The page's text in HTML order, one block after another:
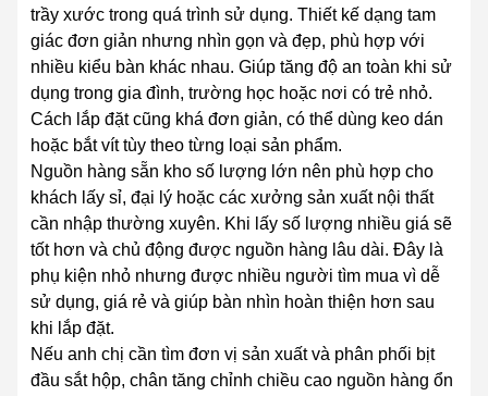
trầy xước trong quá trình sử dụng. Thiết kế dạng tam
giác đơn giản nhưng nhìn gọn và đẹp, phù hợp với
nhiều kiểu bàn khác nhau. Giúp tăng độ an toàn khi sử
dụng trong gia đình, trường học hoặc nơi có trẻ nhỏ.
Cách lắp đặt cũng khá đơn giản, có thể dùng keo dán
hoặc bắt vít tùy theo từng loại sản phẩm.
Nguồn hàng sẵn kho số lượng lớn nên phù hợp cho
khách lấy sỉ, đại lý hoặc các xưởng sản xuất nội thất
cần nhập thường xuyên. Khi lấy số lượng nhiều giá sẽ
tốt hơn và chủ động được nguồn hàng lâu dài. Đây là
phụ kiện nhỏ nhưng được nhiều người tìm mua vì dễ
sử dụng, giá rẻ và giúp bàn nhìn hoàn thiện hơn sau
khi lắp đặt.
Nếu anh chị cần tìm đơn vị sản xuất và phân phối bịt
đầu sắt hộp, chân tăng chỉnh chiều cao nguồn hàng ổn